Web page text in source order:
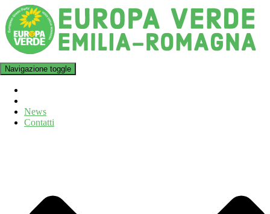
Navigazione toggle
News
Contatti